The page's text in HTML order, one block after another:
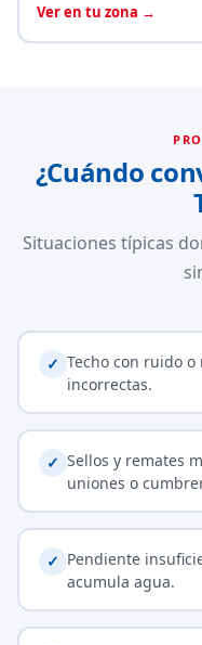
Ver en tu zona →
¿Cuándo
Situaciones típicas
✓ Techo con ruido
incorrectas.
✓ Sellos y remates
uniones o
✓ Pendiente
acumula agua.